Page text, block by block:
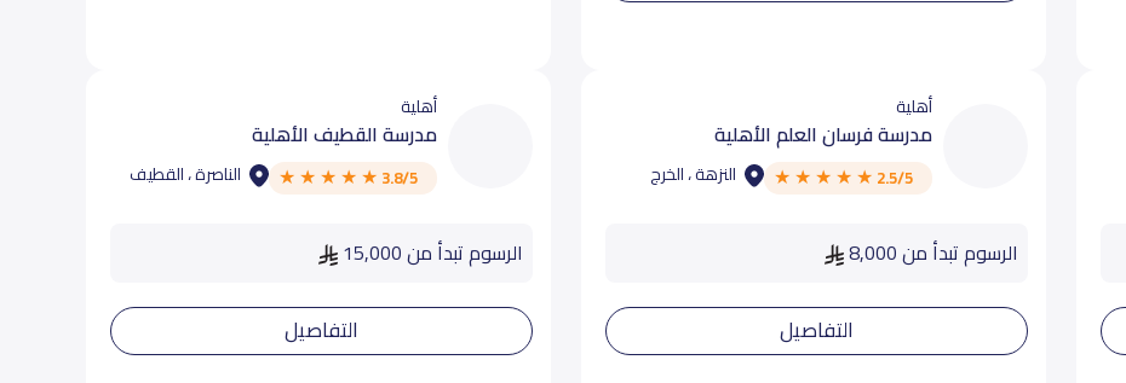
أهلية
مدرسة فرسان العلم الأهلية
2.5/5 النزهة ، الخرج
الرسوم تبدأ من 8,000
التفاصيل
أهلية
مدرسة القطيف الأهلية
3.8/5 الناصرة ، القطيف
الرسوم تبدأ من 15,000
التفاصيل